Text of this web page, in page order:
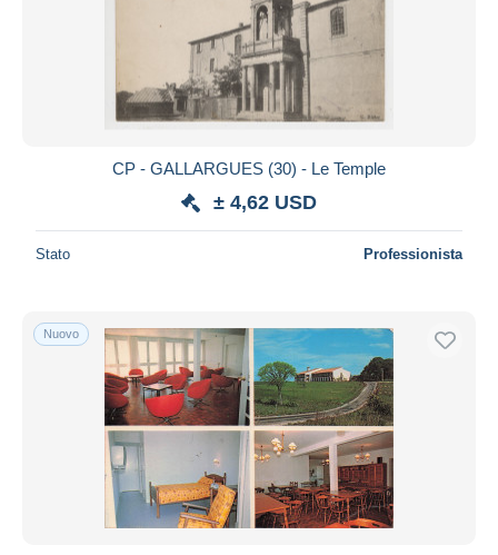
CP - GALLARGUES (30) - Le Temple
± 4,62 USD
Stato Professionista
Nuovo